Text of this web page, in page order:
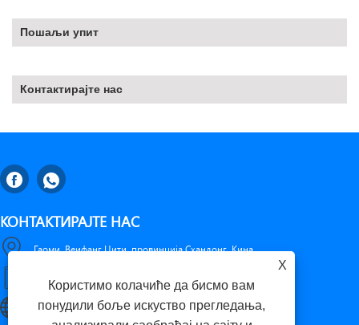
Пошаљи упит
Контактирајте нас
КОНТАКТИРАЈТЕ НАС
Гаоми, Веифанг Цити, провинција Схандонг, Кина
+86-18653276696
luckxing@huadingcasting.com
X
Користимо колачиће да бисмо вам
понудили боље искуство прегледања,